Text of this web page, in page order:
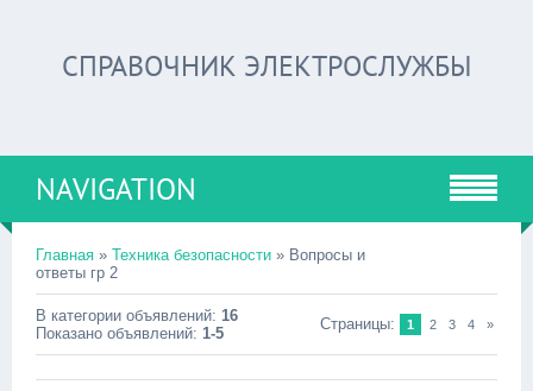
СПРАВОЧНИК ЭЛЕКТРОСЛУЖБЫ
NAVIGATION
Главная » Техника безопасности » Вопросы и
ответы гр 2
В категории объявлений: 16
Показано объявлений: 1-5
Страницы: 1 2 3 4 »